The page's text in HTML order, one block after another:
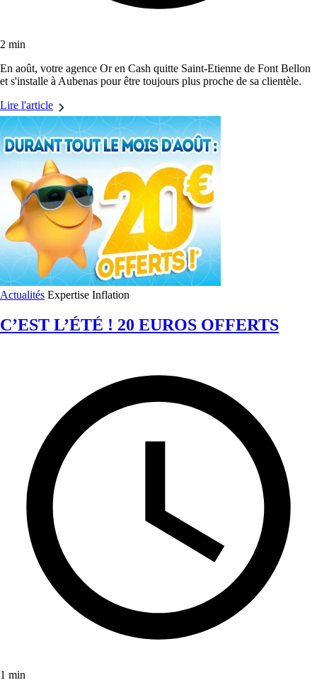
2 min
En août, votre agence Or en Cash quitte Saint-Etienne de Font Bellon
et s'installe à Aubenas pour être toujours plus proche de sa clientèle.
Lire l'article
Actualités Expertise Inflation
C’EST L’ÉTÉ ! 20 EUROS OFFERTS
1 min